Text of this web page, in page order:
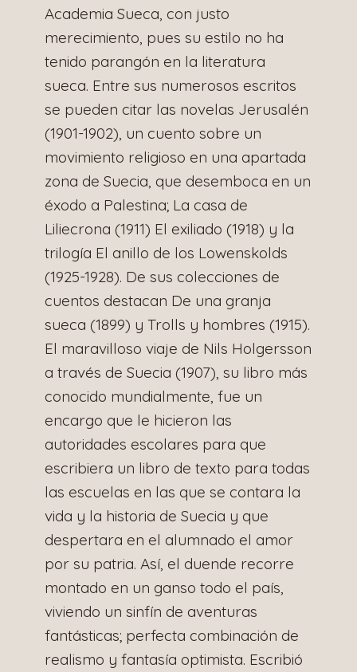
Academia Sueca, con justo
merecimiento, pues su estilo no ha
tenido parangón en la literatura
sueca. Entre sus numerosos escritos
se pueden citar las novelas Jerusalén
(1901-1902), un cuento sobre un
movimiento religioso en una apartada
zona de Suecia, que desemboca en un
éxodo a Palestina; La casa de
Liliecrona (1911) El exiliado (1918) y la
trilogía El anillo de los Lowenskolds
(1925-1928). De sus colecciones de
cuentos destacan De una granja
sueca (1899) y Trolls y hombres (1915).
El maravilloso viaje de Nils Holgersson
a través de Suecia (1907), su libro más
conocido mundialmente, fue un
encargo que le hicieron las
autoridades escolares para que
escribiera un libro de texto para todas
las escuelas en las que se contara la
vida y la historia de Suecia y que
despertara en el alumnado el amor
por su patria. Así, el duende recorre
montado en un ganso todo el país,
viviendo un sinfín de aventuras
fantásticas; perfecta combinación de
realismo y fantasía optimista. Escribió